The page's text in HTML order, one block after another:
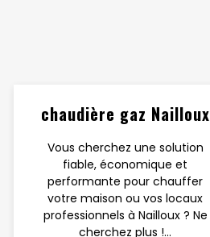
chaudière gaz Nailloux
Vous cherchez une solution
fiable, économique et
performante pour chauffer
votre maison ou vos locaux
professionnels à Nailloux ? Ne
cherchez plus !...